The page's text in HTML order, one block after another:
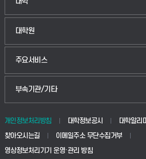
법경영학부
생명공학부
대학원
일반대학원
산업대학원
공공정책대학원
교육대학원
주요서비스
입학안내
웹메일
학사시스템(전문학사 및 전공심화)
부속기관/기타
중앙도서관
학생생활관(안성)
개인정보처리방침 대학정보공시 대학알리미
찾아오시는길
이메일주소 무단수집거부
영상정보처리기기 운영·관리 방침